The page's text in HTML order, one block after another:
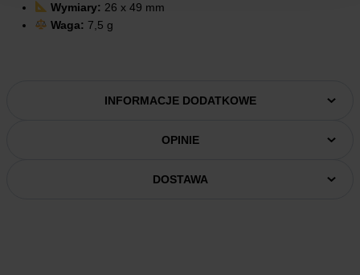
Wymiary: 26 x 49 mm
Waga: 7,5 g
INFORMACJE DODATKOWE
OPINIE
DOSTAWA